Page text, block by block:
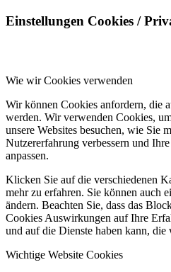
Einstellungen Cookies /
Wie wir Cookies verwenden
Wir können Cookies anfordern, die
werden. Wir verwenden Cookies,
unsere Websites besuchen, wie Sie
Nutzererfahrung verbessern und
anpassen.
Klicken Sie auf die verschiedenen
mehr zu erfahren. Sie können auch
ändern. Beachten Sie, dass das
Cookies Auswirkungen auf Ihre
und auf die Dienste haben kann, die
Wichtige Website Cookies